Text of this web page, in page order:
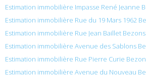
Estimation immobilière Impasse René Jeanne
Estimation immobilière Rue du 19 Mars 1962
Estimation immobilière Rue Jean Baillet
Estimation immobilière Avenue des Sablons
Estimation immobilière Rue Pierre Curie
Estimation immobilière Avenue du Nouveau